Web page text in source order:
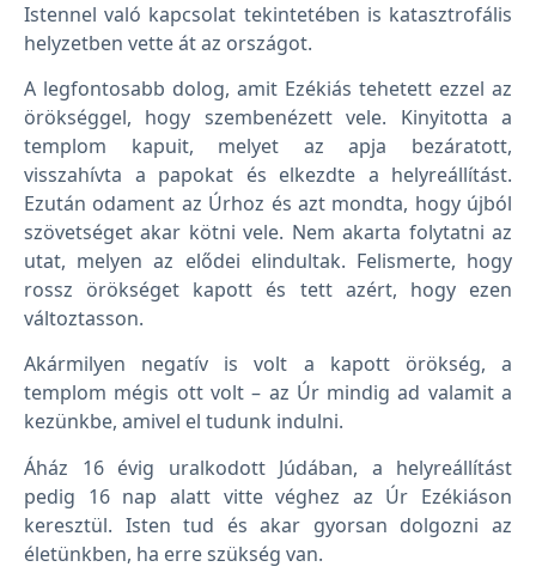
Istennel való kapcsolat tekintetében is katasztrofális
helyzetben vette át az országot.
A legfontosabb dolog, amit Ezékiás tehetett ezzel az
örökséggel, hogy szembenézett vele. Kinyitotta a
templom kapuit, melyet az apja bezáratott,
visszahívta a papokat és elkezdte a helyreállítást.
Ezután odament az Úrhoz és azt mondta, hogy újból
szövetséget akar kötni vele. Nem akarta folytatni az
utat, melyen az elődei elindultak. Felismerte, hogy
rossz örökséget kapott és tett azért, hogy ezen
változtasson.
Akármilyen negatív is volt a kapott örökség, a
templom mégis ott volt – az Úr mindig ad valamit a
kezünkbe, amivel el tudunk indulni.
Áház 16 évig uralkodott Júdában, a helyreállítást
pedig 16 nap alatt vitte véghez az Úr Ezékiáson
keresztül. Isten tud és akar gyorsan dolgozni az
életünkben, ha erre szükség van.